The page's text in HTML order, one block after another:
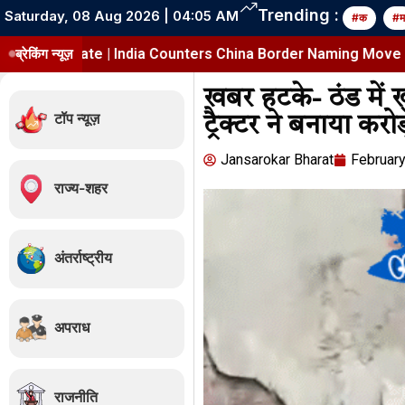
Saturday, 08 Aug 2026 | 04:05 AM Trending : #क #म
ब्रेकिंग न्यूज़
| India Counters China Border Naming Move भारत पर
टॉप न्यूज़
राज्य-शहर
अंतर्राष्ट्रीय
अपराध
राजनीति
खबर हटके- ठंड में
ट्रैक्टर ने बनाया
Jansarokar Bharat